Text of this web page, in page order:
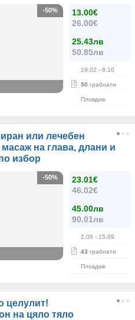
13.00€
26.00€
25.43лв
50.85лв
19.02 - 8.10
50 грабнати
Пловдив
-50%
или лечебен
на глава, длани и
избор
23.01€
46.02€
45.00лв
90.01лв
2.06 - 15.09
43 грабнати
Пловдив
-50%
целулит!
на цяло тяло